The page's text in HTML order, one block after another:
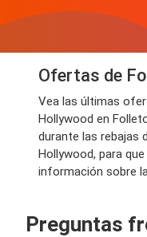
Ofertas de
Vea las últimas
Hollywood en
durante las rebajas
Hollywood, para
información sobre
Preguntas